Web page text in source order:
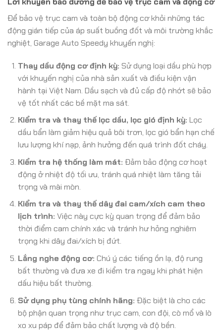
Để bảo vệ trục cam và toàn bộ động cơ khỏi những tác
động gián tiếp của áp suất buồng đốt và môi trường khắc
nghiệt, Garage Auto Speedy khuyến nghị:
Thay dầu động cơ định kỳ: Sử dụng loại dầu phù hợp
với khuyến nghị của nhà sản xuất và điều kiện vận
hành tại Việt Nam. Dầu sạch và đủ cấp độ nhớt sẽ bảo
vệ tốt nhất các bề mặt ma sát.
Kiểm tra và thay thế lọc dầu, lọc gió định kỳ: Lọc
dầu bẩn làm giảm hiệu quả bôi trơn, lọc gió bẩn hạn chế
lưu lượng khí nạp, ảnh hưởng đến quá trình đốt cháy.
Kiểm tra hệ thống làm mát: Đảm bảo động cơ hoạt
động ở nhiệt độ tối ưu, tránh quá nhiệt làm tăng tải
trọng và mài mòn.
Kiểm tra và thay thế dây đai cam/xích cam theo
lịch trình: Việc này cực kỳ quan trọng để đảm bảo
thời điểm cam chính xác và tránh hư hỏng nghiêm
trọng khi dây đai/xích bị đứt.
Lắng nghe động cơ: Chú ý các tiếng ồn lạ, độ rung
bất thường và đưa xe đi kiểm tra ngay khi phát hiện
dấu hiệu bất thường.
Sử dụng phụ tùng chính hãng: Đặc biệt là cho các
bộ phận quan trọng như trục cam, con đội, cò mổ và lò
xo xu páp để đảm bảo chất lượng và độ bền.